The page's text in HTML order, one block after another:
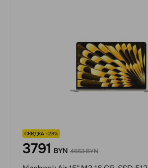
СКИДКА -23%
3791 BYN 4663 BYN